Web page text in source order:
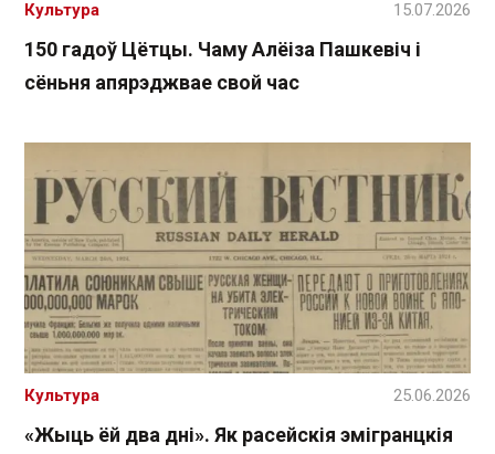
150 гадоў Цётцы. Чаму Алёіза Пашкевіч і
сёньня апярэджвае свой час
Культура 15.07.2026
«Жыць ёй два дні». Як расейскія эмігранцкія
Культура 25.06.2026